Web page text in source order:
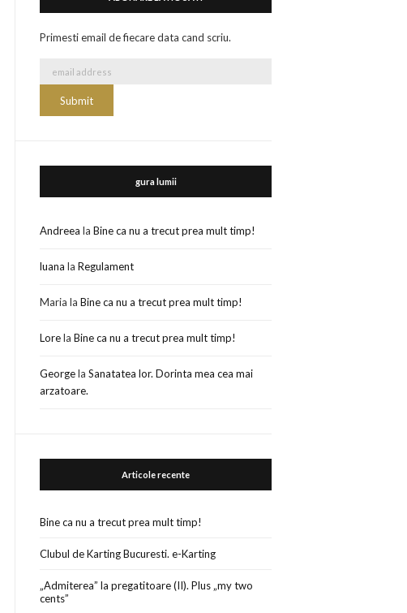
Primesti email de fiecare data cand scriu.
gura lumii
Andreea laBine ca nu a trecut prea mult timp!
luana laRegulament
Maria laBine ca nu a trecut prea mult timp!
LorelaBine ca nu a trecut prea mult timp!
GeorgelaSanatatea lor. Dorinta mea cea mai
arzatoare.
Articole recente
Bine ca nu a trecut prea mult timp!
Clubul de Karting Bucuresti. e-Karting
„Admiterea” la pregatitoare (II). Plus „my two
cents”